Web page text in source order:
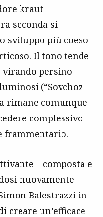
kraut
seconda si
sviluppo più coeso
Il tono tende
virando persino
(“Sovchoz
rimane comunque
complessivo
frammentario.
– composta e
nuovamente
Balestrazzi in
creare un’efficace